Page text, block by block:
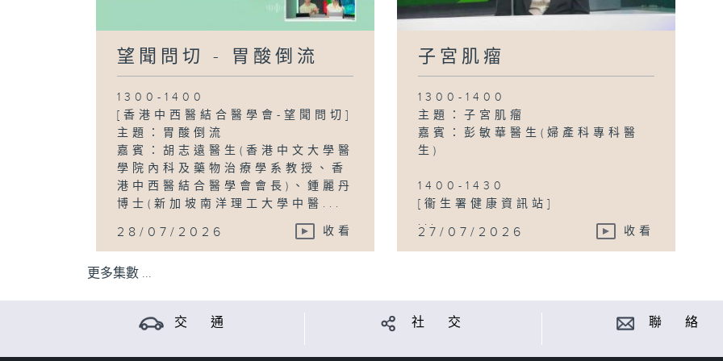
望聞問切 - 胃酸倒流
1300-1400
[香港中西醫結合醫學會-望聞問切]
主題：胃酸倒流
嘉賓：胡志遠醫生(香港中文大學醫
學院內科及藥物治療學系教授、香
港中西醫結合醫學會會長)、鍾麗丹
博士(新加坡南洋理工大學中醫...
28/07/2026 收看
子宮肌瘤
1300-1400
主題：子宮肌瘤
嘉賓：彭敏華醫生(婦產科專科醫
生)
1400-1430
[衞生署健康資訊站]
...
27/07/2026 收看
更多集數 ...
交 通 社 交 聯 絡